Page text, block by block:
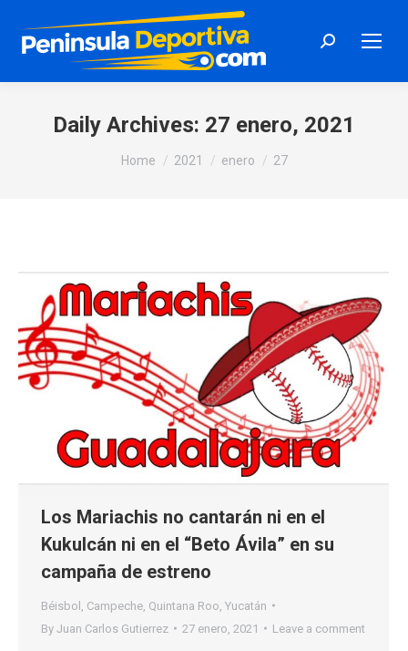
Search:
Daily Archives: 27 enero, 2021
You are here:
Home 2021 enero 27
Los Mariachis no cantarán ni en el
Kukulcán ni en el “Beto Ávila” en su
campaña de estreno
Béisbol Campeche Quintana Roo Yucatán
By Juan Carlos Gutierrez 27 enero, 2021 Leave a comment